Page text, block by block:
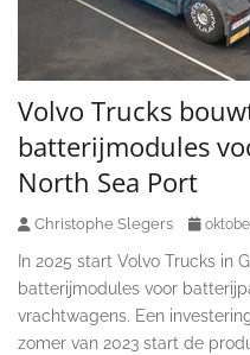
Volvo Trucks
batterijmodules
North Sea Port
Christophe Slegers
In 2025 start Volvo Trucks in
batterijmodules voor
vrachtwagens. Een
zomer van 2023 start de